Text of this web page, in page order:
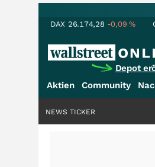
DAX 26.174,28 -0,09%
Depot
Aktien Community
NEWS TICKER